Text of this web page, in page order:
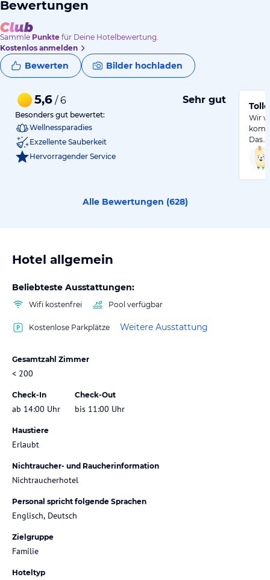
Bewertungen
Sammle Punkte für Deine Hotelbewertung.
Kostenlos anmelden
Bewerten Bilder hochladen
5,6 / 6 Sehr gut
Besonders gut bewertet:
Wellnessparadies
Exzellente Sauberkeit
Hervorragender Service
Wir
Das…
Alle Bewertungen (628)
Hotel allgemein
Beliebteste Ausstattungen:
Wifi kostenfrei Pool verfügbar
Kostenlose Parkplätze Weitere Ausstattung
Gesamtzahl Zimmer
< 200
Check-In
ab 14:00 Uhr
Check-Out
bis 11:00 Uhr
Haustiere
Erlaubt
Nichtraucher- und Raucherinformation
Nichtraucherhotel
Personal spricht folgende Sprachen
Englisch, Deutsch
Zielgruppe
Familie
Hoteltyp